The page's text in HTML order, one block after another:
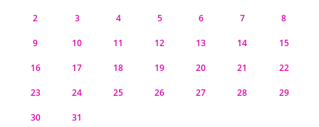
2 3 4 5 6 7 8
9 10 11 12 13 14 15
16 17 18 19 20 21 22
23 24 25 26 27 28 29
30 31